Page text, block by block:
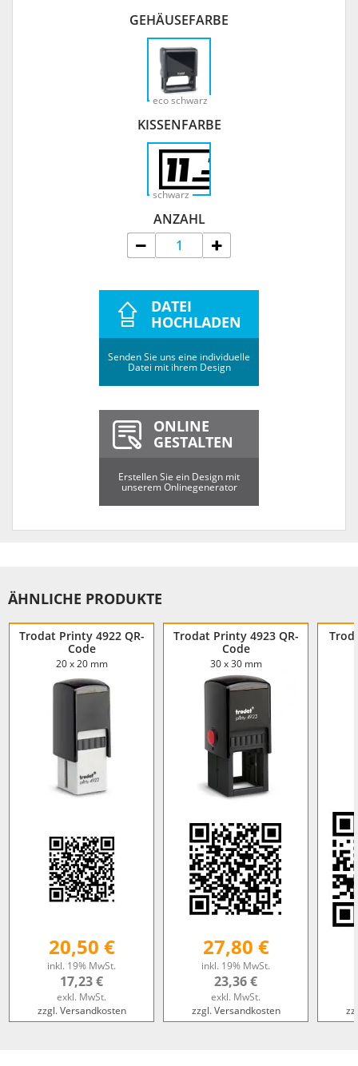
GEHÄUSEFARBE
eco schwarz
KISSENFARBE
schwarz
ANZAHL
DATEI
HOCHLADEN
Senden Sie uns eine individuelle
Datei mit ihrem Design
ONLINE
GESTALTEN
Erstellen Sie ein Design mit
unserem Onlinegenerator
ÄHNLICHE PRODUKTE
Trodat Printy 4922 QR-
Code
20 x 20 mm
20,50 €
inkl. 19% MwSt.
17,23 €
exkl. MwSt.
zzgl. Versandkosten
Trodat Printy 4923 QR-
Code
30 x 30 mm
27,80 €
inkl. 19% MwSt.
23,36 €
exkl. MwSt.
zzgl. Versandkosten